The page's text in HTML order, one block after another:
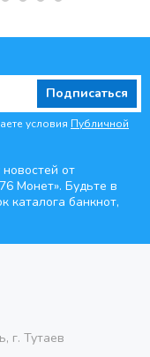
Подписаться
условия Публичной
от
Монет». Будьте в
каталога банкнот,
, г. Тутаев